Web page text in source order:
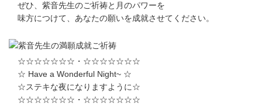
ぜひ、紫音先生のご祈祷と月のパワーを
味方につけて、あなたの願いを成就させてください。
☆☆☆☆☆☆☆・☆☆☆☆☆☆☆
☆ Have a Wonderful Night~ ☆
☆ステキな夜になりますように☆
☆☆☆☆☆☆☆・☆☆☆☆☆☆☆